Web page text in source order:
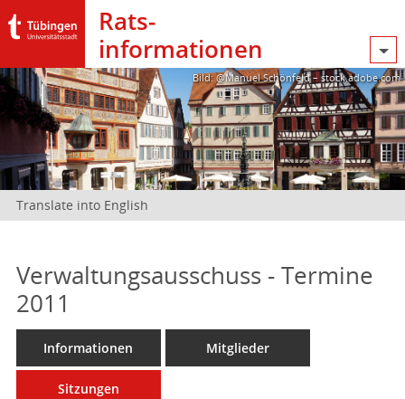
Rats­
informationen
Bild: @Manuel Schönfeld – stock.adobe.com
Translate into English
Verwaltungsausschuss - Termine
2011
Informationen Mitglieder
Sitzungen